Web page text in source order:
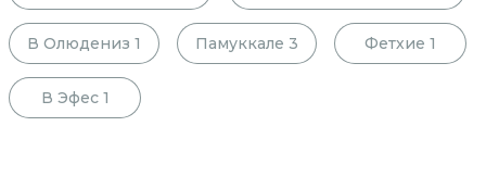
В Олюдениз 1 Памуккале 3 Фетхие 1
В Эфес 1